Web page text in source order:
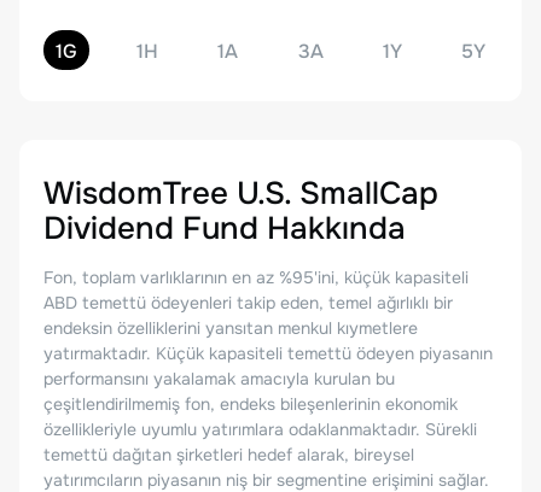
1G 1H 1A 3A 1Y 5Y
WisdomTree U.S. SmallCap
Dividend Fund Hakkında
Fon, toplam varlıklarının en az %95'ini, küçük kapasiteli
ABD temettü ödeyenleri takip eden, temel ağırlıklı bir
endeksin özelliklerini yansıtan menkul kıymetlere
yatırmaktadır. Küçük kapasiteli temettü ödeyen piyasanın
performansını yakalamak amacıyla kurulan bu
çeşitlendirilmemiş fon, endeks bileşenlerinin ekonomik
özellikleriyle uyumlu yatırımlara odaklanmaktadır. Sürekli
temettü dağıtan şirketleri hedef alarak, bireysel
yatırımcıların piyasanın niş bir segmentine erişimini sağlar.